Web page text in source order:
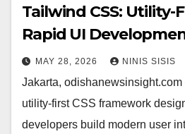
Tailwind CSS: Utility-
Rapid UI
MAY 28, 2026 NINIS SISIS
Jakarta,
utility-first CSS framework
developers build modern user